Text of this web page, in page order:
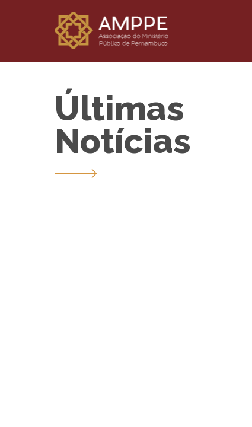
Últimas
Notícias